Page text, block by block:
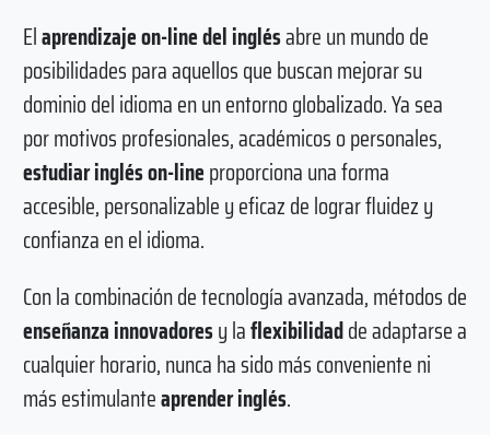
Elaprendizaje on-line del inglésabre un mundo de
posibilidades para aquellos que buscan mejorar su
dominio del idioma en un entorno globalizado. Ya sea
por motivos profesionales, académicos o personales,
estudiar inglés on-lineproporciona una forma
accesible, personalizable y eficaz de lograr fluidez y
confianza en el idioma.
Con la combinación de tecnología avanzada, métodos de
enseñanza innovadoresy laflexibilidadde adaptarse a
cualquier horario, nunca ha sido más conveniente ni
más estimulanteaprender inglés.